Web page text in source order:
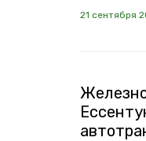
21 сентября